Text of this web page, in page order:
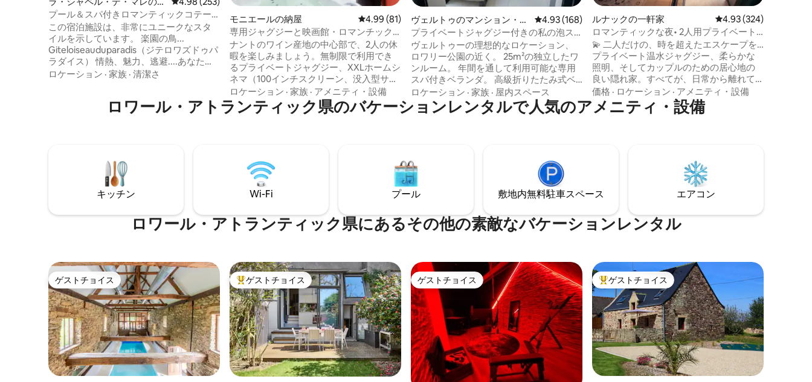
泊先
プール＆スパ付きロマンティックコテー
ジ 楽園の鳥
この宿泊施設は、非常にユニークなスタ
イルを示しています。 楽園の鳥...
Giteloiseauduparadis（ジテロワズドゥパ
ラダイス） 情熱、魅力、逃避....あなたは
正しい場所にいます プライベートスペー
パ（アロマテラピー） キングサイズのベ
ッド（200×200）とくつろげる小さなソ
れた庭園。 Gitel'oiseauduparadis LOVE
ROOM LA BAULE
ロケーション · 家族 · 清潔さ
モニエールの納屋 レビュー81件、5つ星中4.99つ星の平均評価
4.99 (81)
専用ジャグジーと映画館・ロマンチック
な隠れ家
ナントのワイン産地の中心部で、2人の休
暇を楽しみましょう。無制限で利用でき
るプライベートジャグジー、XXLホームシ
ネマ（100インチスクリーン、没入型サウ
ンド）、読書や空想にふけるための吊り
下げ式ハンモックネット、そしてブドウ
畑を見渡せる床から天井までの窓。1850
ンが、ゆっくりとした時間を過ごすため
に作られています。ロマンチックパッケ
ージ、マッサージ、陶芸教室を追加でご
利用いただけます。
ロケーション · 家族 · アメニティ・設備
ヴェルトゥのマンション・ア
パート
レビュー168件、5つ星中4.93つ星の平均評価
4.93 (168)
プライベートジャグジー付きの私の泡ス
タジオのプロジェクター
ヴェルトゥーの理想的なロケーション、
ロワリー公園の近く。 25m²の独立したワ
ンルーム。 年間を通して利用可能な専用
スパ付きベランダ。 高級折りたたみ式ベ
ッド。160 * 200 快適さ保証 必要に応じ
て、大型テレビを楽しむためのソファー
スペースをご利用いただけます。 Wi-Fi：
ごす夜に理想的な宿泊施設です。 高級ス
パへのプライベートで無制限のアクセ
ス。
ロケーション · 家族 · 屋内スペース
ルナックの一軒家 レビュー324件、5つ
4.93 (324)
ロマンティックな夜• 2人用プライベート
ジャグジー
💫 二人だけの、時を超えたエスケープを…
プライベート温水ジャグジー、柔らかな
照明、そしてカップルのための居心地の
良い隠れ家。すべてが、日常から離れて
ゆっくりとくつろぎ、心身を癒し、忘れ
られない夜を過ごすためのデザインで
す。 ロマンチックな休暇、記念日、忘れ
な夜を過ごした280組以上のカップルから
4.9/5の評価を獲得しています。
価格 · ロケーション · アメニティ・設備
ロワール・アトランティック県のバケーションレンタルで人気のアメニティ・設備
キッチン Wi-Fi プール 敷地内無料駐⁠車ス⁠ペ⁠ー⁠ス エアコン
ロワール・アトランティック県にあるその他の素敵なバケーションレンタル
ゲストチョイス
ゲストチョイス 大好評のゲストチョイスです。
ゲストチョイス ゲストチョイス
ゲストチョイス 大好評のゲストチョイスです。
ゲストチョイス